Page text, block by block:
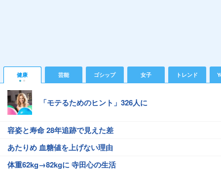
健康 芸能 ゴシップ 女子 トレンド
「モテるためのヒント」326人に
容姿と寿命 28年追跡で見えた差
あたりめ 血糖値を上げない理由
体重62kg→82kgに 寺田心の生活